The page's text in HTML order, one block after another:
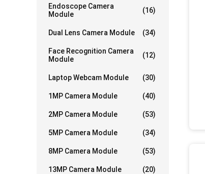
Endoscope Camera
Module
(16)
Dual Lens Camera Module (34)
Face Recognition Camera
Module
(12)
Laptop Webcam Module (30)
1MP Camera Module (40)
2MP Camera Module (53)
5MP Camera Module (34)
8MP Camera Module (53)
13MP Camera Module (20)